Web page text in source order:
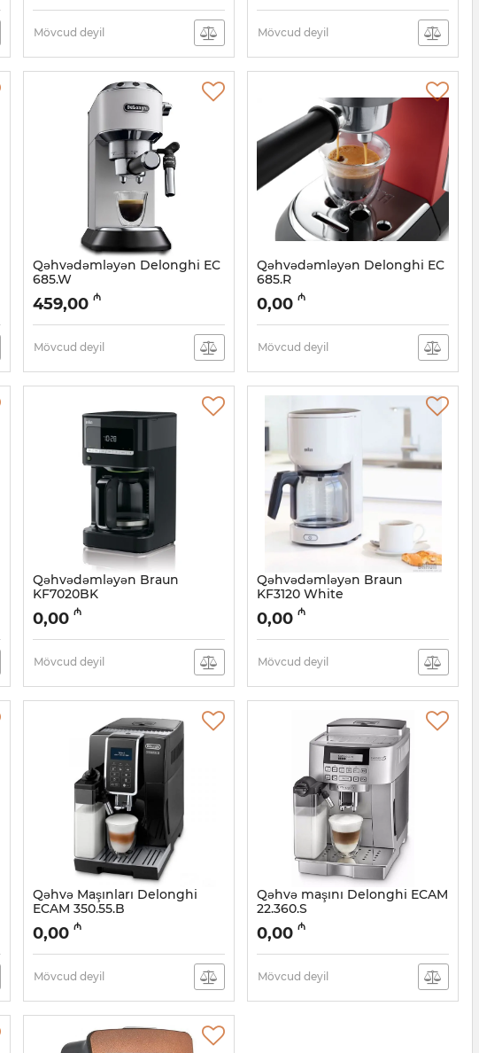
Mövcud deyil Mövcud deyil
Qəhvədəmləyən Delonghi EC
685.W
Artikul: 005038486
459,00 ₼
Mövcud deyil
Qəhvədəmləyən Delonghi EC
685.R
Artikul: 005038485
0,00 ₼
Mövcud deyil
Qəhvədəmləyən Braun
KF7020BK
Artikul: 005038482
0,00 ₼
Mövcud deyil
Qəhvədəmləyən Braun
KF3120 White
Artikul: 005038481
0,00 ₼
Mövcud deyil
Qəhvə Maşınları Delonghi
ECAM 350.55.B
Artikul: 005038478
0,00 ₼
Mövcud deyil
Qəhvə maşını Delonghi ECAM
22.360.S
Artikul: 005038477
0,00 ₼
Mövcud deyil